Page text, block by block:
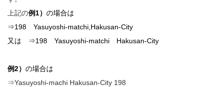
上記の例1） の場合は
⇒198 Yasuyoshi-matchi,Hakusan-City
又は ⇒198 Yasuyoshi-matchi Hakusan-City
例2） の場合は
⇒Yasuyoshi-machi Hakusan-City 198